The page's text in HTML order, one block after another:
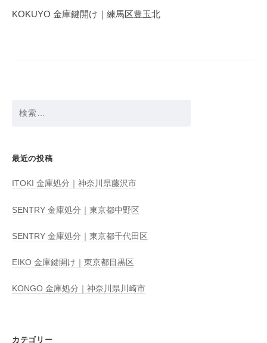
ゲ
KOKUYO 金庫鍵開け｜練馬区豊玉北
最近の投稿
ITOKI 金庫処分｜神奈川県藤沢市
SENTRY 金庫処分｜東京都中野区
SENTRY 金庫処分｜東京都千代田区
EIKO 金庫鍵開け｜東京都目黒区
KONGO 金庫処分｜神奈川県川崎市
カテゴリー